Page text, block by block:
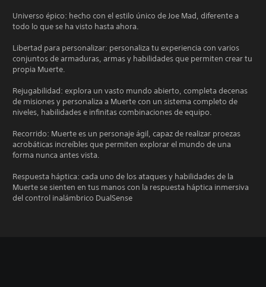
Universo épico: hecho con el estilo único de Joe Mad, diferente a
todo lo que se ha visto hasta ahora.
Libertad para personalizar: personaliza tu experiencia con varios
conjuntos de armaduras, armas y habilidades que permiten crear tu
propia Muerte.
Rejugabilidad: explora un vasto mundo abierto, completa decenas
de misiones y personaliza a Muerte con un sistema completo de
niveles, habilidades e infinitas combinaciones de equipo.
Recorrido: Muerte es un personaje ágil, capaz de realizar proezas
acrobáticas increíbles que permiten explorar el mundo de una
forma nunca antes vista.
Respuesta háptica: cada uno de los ataques y habilidades de la
Muerte se sienten en tus manos con la respuesta háptica inmersiva
del control inalámbrico DualSense